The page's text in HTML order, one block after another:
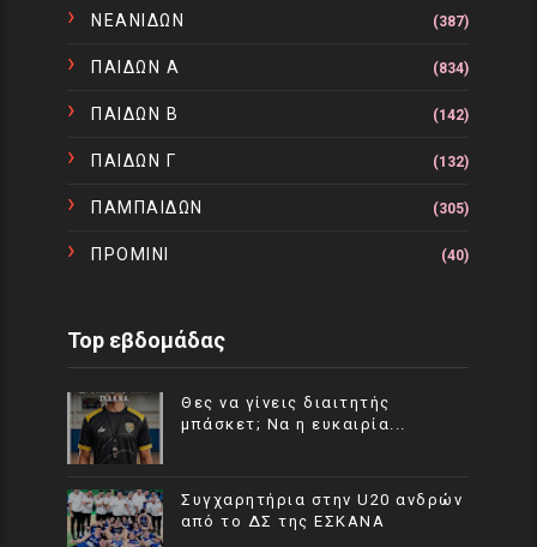
ΝΕΑΝΙΔΩΝ (387)
ΠΑΙΔΩΝ Α (834)
ΠΑΙΔΩΝ Β (142)
ΠΑΙΔΩΝ Γ (132)
ΠΑΜΠΑΙΔΩΝ (305)
ΠΡΟΜΙΝΙ (40)
Top εβδομάδας
Θες να γίνεις διαιτητής
μπάσκετ; Να η ευκαιρία...
Συγχαρητήρια στην U20 ανδρών
από το ΔΣ της ΕΣΚΑΝΑ